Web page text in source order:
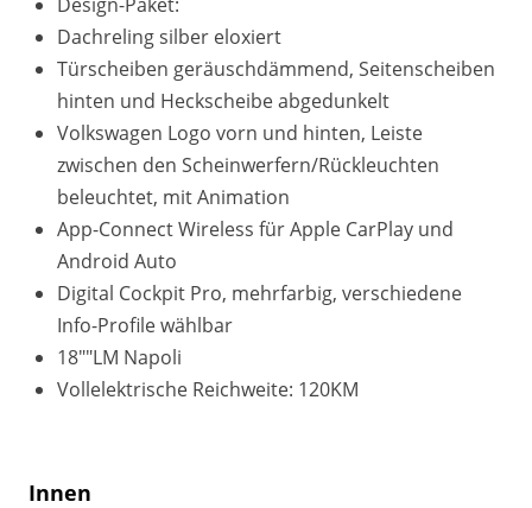
Dachreling silber eloxiert
Türscheiben geräuschdämmend, Seitenscheiben
hinten und Heckscheibe abgedunkelt
Volkswagen Logo vorn und hinten, Leiste
zwischen den Scheinwerfern/Rückleuchten
beleuchtet, mit Animation
App-Connect Wireless für Apple CarPlay und
Android Auto
Digital Cockpit Pro, mehrfarbig, verschiedene
Info-Profile wählbar
18""LM Napoli
Vollelektrische Reichweite: 120KM
Innen